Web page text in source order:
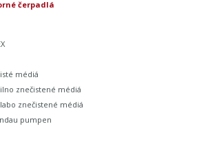
čerpadlá
médiá
znečistené médiá
znečistené médiá
pumpen